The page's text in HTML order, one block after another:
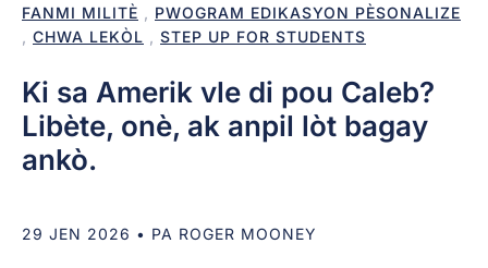
FANMI MILITÈ
PWOGRAM EDIKASYON PÈSONALIZE
CHWA LEKÒL STEP UP FOR STUDENTS
Ki sa Amerik vle di pou Caleb?
Libète, onè, ak anpil lòt bagay
ankò.
29 JEN 2026 • PA ROGER MOONEY